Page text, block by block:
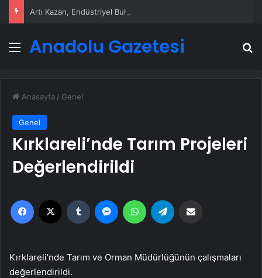
Menü
Anadolu Gazetesi
Anasayfa / Genel
Genel
Kırklareli’nde Tarım Projeleri
Değerlendirildi
Facebook Tumblr MessengerWhatsApp
Kırklareli’nde Tarım ve Orman Müdürlüğünün çalışmaları
değerlendirildi.